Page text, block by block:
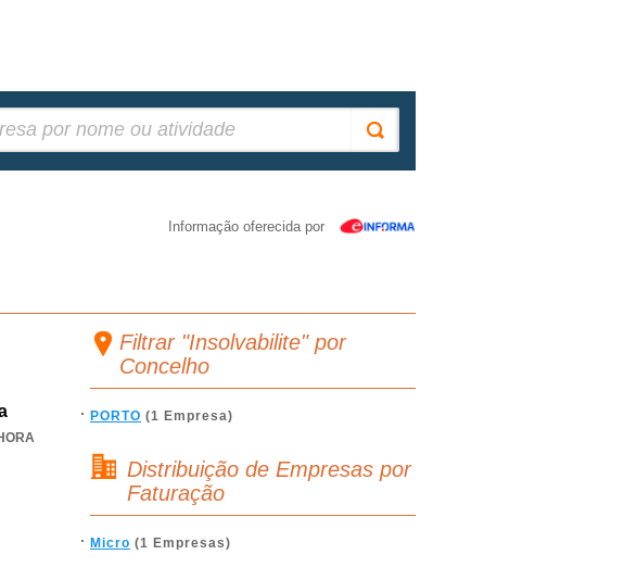
Informação oferecida por
Filtrar "Insolvabilite" por
Concelho
PORTO (1 Empresa)
Distribuição de Empresas por
Faturação
Micro (1 Empresas)